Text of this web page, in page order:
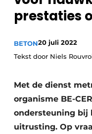
Vacatures
prestaties
BETON20 juli 2022
Tekst door Niels
Met de dienst
organisme BE-
ondersteuning bij
uitrusting. Op